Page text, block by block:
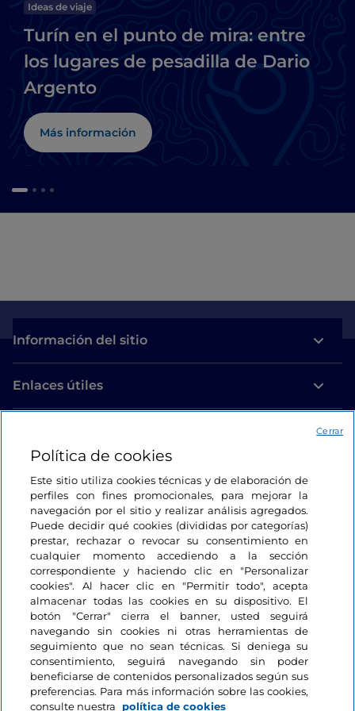
Ideas de viaje
Turín en el punto de mira: entre
los lugares de pesadilla de Dario
Argento
Más información
Información del sitio
Enlaces útiles
Estamos en contacto
Política de cookies
Este sitio utiliza cookies técnicas y de elaboración de
perfiles con fines promocionales, para mejorar la
navegación por el sitio y realizar análisis agregados.
Puede decidir qué cookies (divididas por categorías)
prestar, rechazar o revocar su consentimiento en
cualquier momento accediendo a la sección
correspondiente y haciendo clic en "Personalizar
cookies". Al hacer clic en "Permitir todo", acepta
almacenar todas las cookies en su dispositivo. El
botón "Cerrar" cierra el banner, usted seguirá
navegando sin cookies ni otras herramientas de
seguimiento que no sean técnicas. Si deniega su
consentimiento, seguirá navegando sin poder
beneficiarse de contenidos personalizados según sus
preferencias. Para más información sobre las cookies,
consulte nuestra
política de cookies
Cerrar